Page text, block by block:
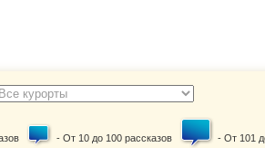
- От 10 до 100 рассказов - От 101